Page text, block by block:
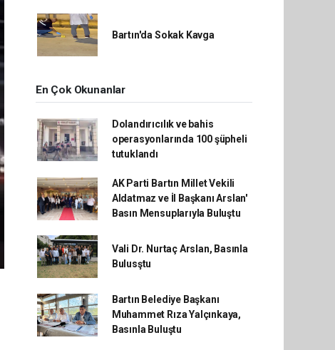
Bartın'da Sokak Kavga
En Çok Okunanlar
Dolandırıcılık ve bahis
operasyonlarında 100 şüpheli
tutuklandı
AK Parti Bartın Millet Vekili
Aldatmaz ve İl Başkanı Arslan'
Basın Mensuplarıyla Buluştu
Vali Dr. Nurtaç Arslan, Basınla
Bulusştu
Bartın Belediye Başkanı
Muhammet Rıza Yalçınkaya,
Basınla Buluştu